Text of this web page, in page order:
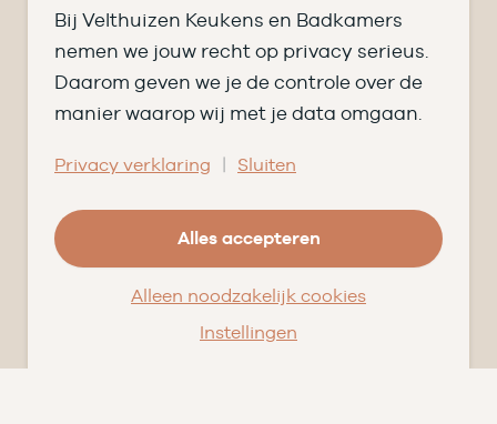
Vacatures ➑
Openingstijden
09.00 tot 17.30
09.00 tot 20.00
09.00 tot 16.30
Bij Velthuizen Keukens en Badkamers
nemen we jouw recht op privacy serieus.
Daarom geven we je de controle over de
manier waarop wij met je data omgaan.
Privacy verklaring | Sluiten
Alles accepteren
Alleen noodzakelijk cookies
Instellingen